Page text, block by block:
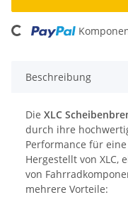
Beschreibung
Die XLC
durch ihre
Performance für
Hergestellt von XLC,
von
mehrere Vorteile: